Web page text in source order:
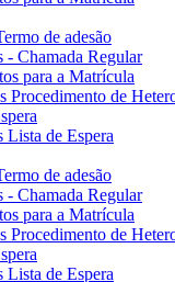
de adesão
- Chamada Regular
para a Matrícula
Procedimento de
Lista de Espera
de adesão
- Chamada Regular
para a Matrícula
Procedimento de
Lista de Espera